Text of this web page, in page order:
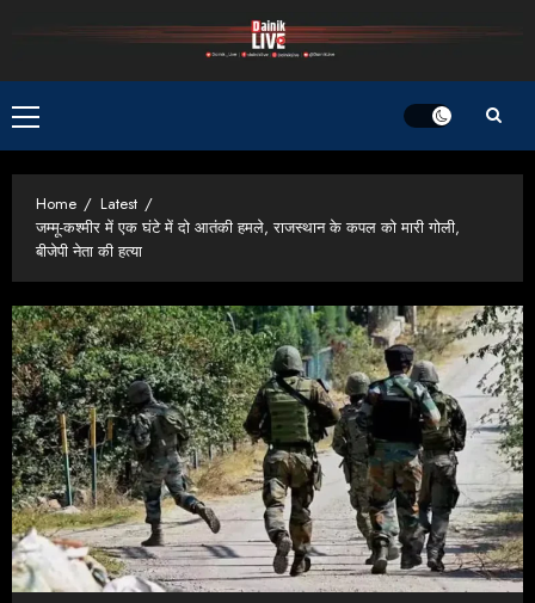
Primary
Menu
Home
Latest
जम्मू-कश्मीर में एक घंटे में दो आतंकी हमले, राजस्थान के कपल को मारी गोली,
बीजेपी नेता की हत्या